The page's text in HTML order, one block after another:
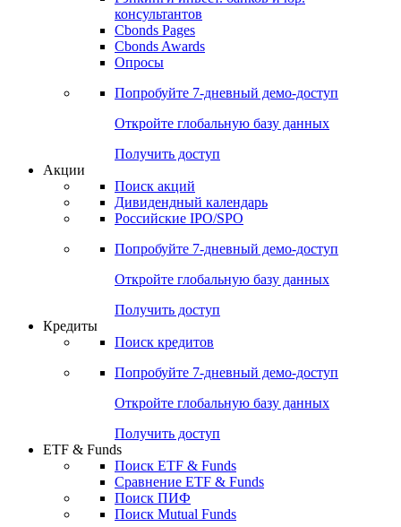
Сукук
Ломбардные списки
Участники рынка
Рэнкинги инвест. банков и юр.
Cbonds Pages
Опросы
Попробуйте7-дневный
Откройте глобальную базу данных
Получить доступ
Поиск акций
Российские IPO/SPO
Попробуйте7-дневный
Откройте глобальную базу данных
Получить доступ
Поиск кредитов
Попробуйте7-дневный
Откройте глобальную базу данных
Получить доступ
ETF & Funds